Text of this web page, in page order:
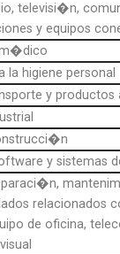
televisi�n,
y equipos
la higiene personal
y productos
y sistemas
relacionados
de oficina,